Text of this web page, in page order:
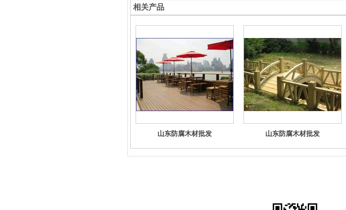
相关产品
山东防腐木材批发 山东防腐木材批发